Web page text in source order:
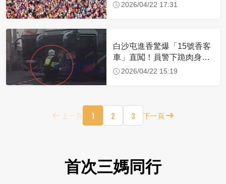
32.1萬創新高
2026/04/22 17:31
白沙屯進香驚爆「15號香客
車」直闖！員警下跪肉身擋
車：讓行人先過
2026/04/22 15:19
上一頁 1 2 3 下一頁
首次三媽同行